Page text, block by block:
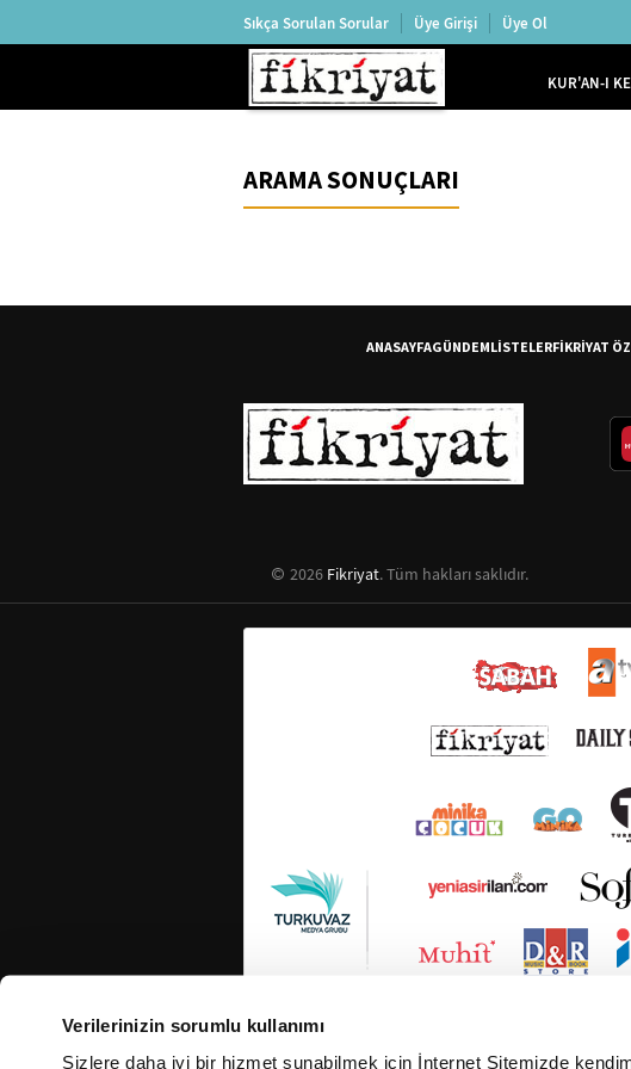
Verilerinizin sorumlu kullanımı
Sizlere daha iyi bir hizmet sunabilmek için İnternet Sitemizde
Sıkça Sorulan Sorular Üye Girişi Üye Ol
KUR'AN-I
ARAMA SONUÇLARI
ANASAYFAGÜNDEMLİSTELERFİKRİYAT
2026 Fikriyat. Tüm hakları saklıdır.